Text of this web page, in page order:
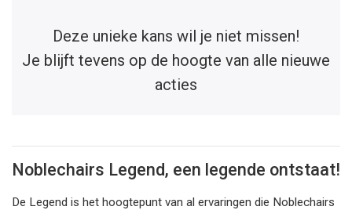
Deze unieke kans wil je niet missen!
Je blijft tevens op de hoogte van alle nieuwe
acties
Noblechairs Legend, een legende ontstaat!
De Legend is het hoogtepunt van al ervaringen die Noblechairs